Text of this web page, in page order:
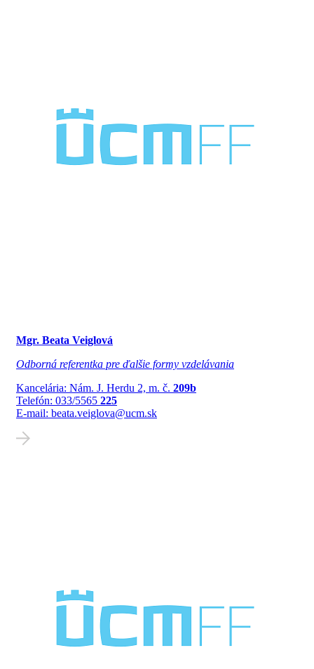
Mgr. Beata Veiglová
Odborná referentka pre ďalšie formy vzdelávania
Kancelária: Nám. J. Herdu 2, m. č. 209b
Telefón: 033/5565 225
E-mail: beata.veiglova@ucm.sk